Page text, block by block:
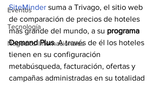
Eventos
Tecnología
Negocios Internacionales
SiteMinder suma a Trivago, el sitio web
de comparación de precios de hoteles
más grande del mundo, a su programa
Demand Plus. A través de él los hoteles
tienen en su configuración
metabúsqueda, facturación, ofertas y
campañas administradas en su totalidad